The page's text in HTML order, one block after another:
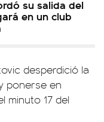
su salida del
en un club
desperdició la
ponerse en
minuto 17 del